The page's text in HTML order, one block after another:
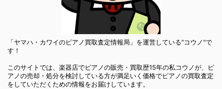
「ヤマハ・カワイのピアノ買取査定情報局」を運営している"コウノ"で
す！
このサイトでは、楽器店でピアノの販売・買取歴15年の私コウノが、ピ
アノの売却・処分を検討している方が満足いく価格でピアノの買取査定
をしていただくための情報をお届けしています。